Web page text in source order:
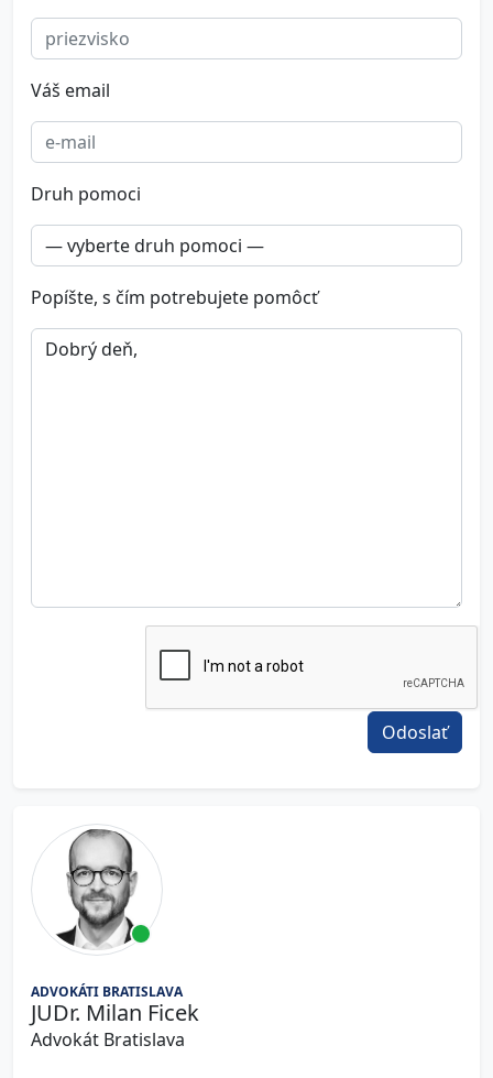
Váš email
Druh pomoci
Popíšte, s čím potrebujete pomôcť
ADVOKÁTI BRATISLAVA
JUDr. Milan Ficek
Advokát Bratislava